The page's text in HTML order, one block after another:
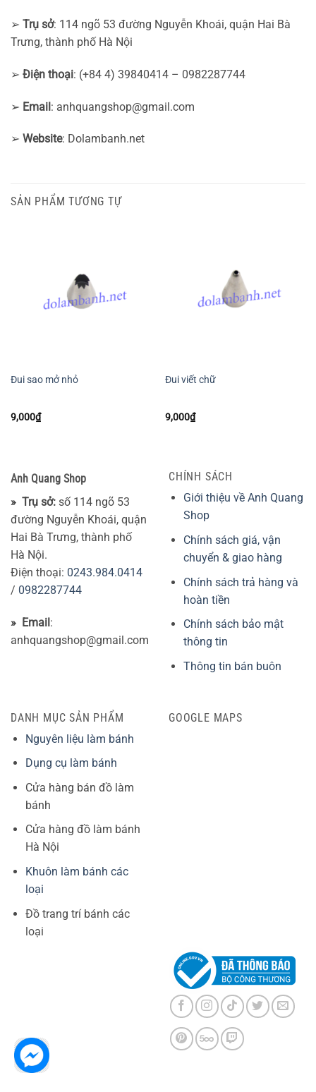
➢ Trụ sở: 114 ngõ 53 đường Nguyễn Khoái, quận Hai Bà
Trưng, thành phố Hà Nội
➢ Điện thoại: (+84 4) 39840414 – 0982287744
➢ Email: anhquangshop@gmail.com
➢ Website: Dolambanh.net
SẢN PHẨM TƯƠNG TỰ
Đui sao mở nhỏ
9,000₫
Đui viết chữ
9,000₫
Anh Quang Shop
» Trụ sở: số 114 ngõ 53
đường Nguyễn Khoái, quận
Hai Bà Trưng, thành phố
Hà Nội.
Điện thoại: 0243.984.0414
/ 0982287744
» Email :
anhquangshop@gmail.com
CHÍNH SÁCH
Giới thiệu về Anh Quang
Shop
Chính sách giá, vận
chuyển & giao hàng
Chính sách trả hàng và
hoàn tiền
Chính sách bảo mật
thông tin
Thông tin bán buôn
DANH MỤC SẢN PHẨM
Nguyên liệu làm bánh
Dụng cụ làm bánh
Cửa hàng bán đồ làm
bánh
Cửa hàng đồ làm bánh
Hà Nội
Khuôn làm bánh các
loại
Đồ trang trí bánh các
loại
GOOGLE MAPS